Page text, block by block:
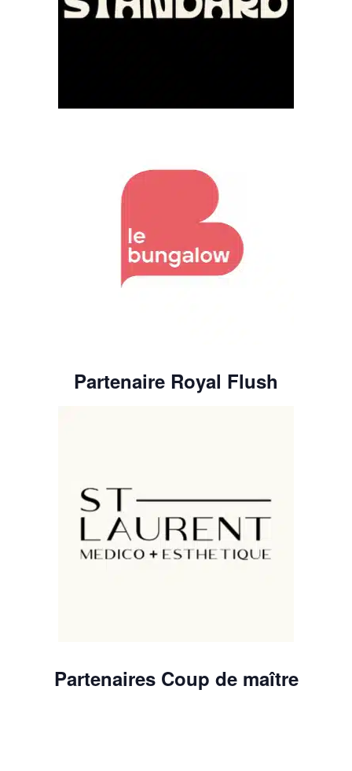
Partenaire Royal Flush
Partenaires Coup de maître